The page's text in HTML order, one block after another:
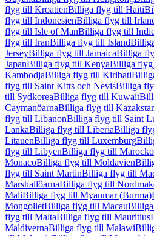
flyg till KroatienBilliga flyg till Haiti
flyg till IndonesienBilliga flyg till
flyg till Isle of ManBilliga flyg till
flyg till IranBilliga flyg till Island
JerseyBilliga flyg till JamaicaBilliga
JapanBilliga flyg till KenyaBilliga
KambodjaBilliga flyg till Kiribati
flyg till Saint Kitts och NevisBilliga
till SydkoreaBilliga flyg till Kuwait
CaymanöarnaBilliga flyg till
flyg till LibanonBilliga flyg till Saint
LankaBilliga flyg till LiberiaBilliga
LitauenBilliga flyg till Luxemburg
flyg till LibyenBilliga flyg till Marocko
MonacoBilliga flyg till Moldavien
flyg till Saint MartinBilliga flyg till
MarshallöarnaBilliga flyg till
MaliBilliga flyg till Myanmar (Burma)
MongolietBilliga flyg till Macau
flyg till MaltaBilliga flyg till Mauritius
MaldivernaBilliga flyg till Malawi